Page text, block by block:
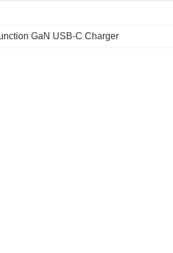
GaN USB-C Charger